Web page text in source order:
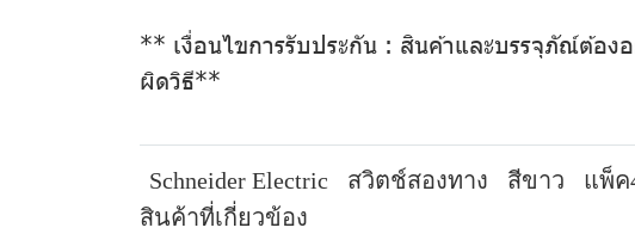
** เงื่อนไขการรับประกัน : สินค้าและบรรจุภัณ์ต้อ
ผิดวิธี**
Schneider Electric สวิตช์สองทาง สีขาว แพ็ค
สินค้าที่เกี่ยวข้อง